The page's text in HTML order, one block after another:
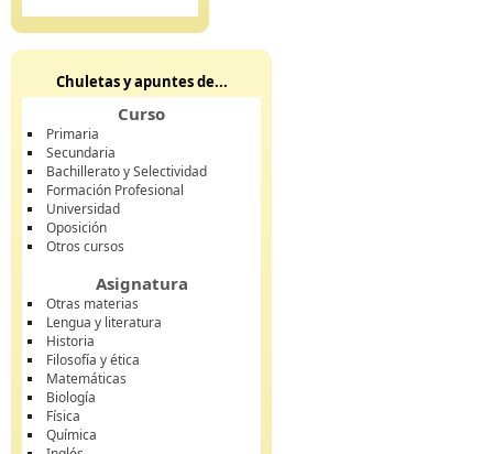
Chuletas y apuntes de...
Curso
Primaria
Secundaria
Bachillerato y Selectividad
Formación Profesional
Universidad
Oposición
Otros cursos
Asignatura
Otras materias
Lengua y literatura
Historia
Filosofía y ética
Matemáticas
Biología
Física
Química